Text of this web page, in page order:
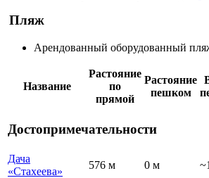
Пляж
Арендованный оборудованный
Название
Растояние
по
прямой
Растояние
пешком
Достопримечательности
Дача
«Стахеева»
576 м 0 м